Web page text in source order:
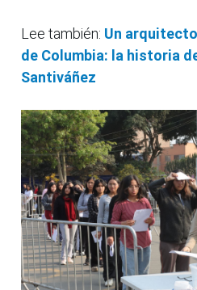
Lee también: Un
de Columbia: la historia
Santiváñez